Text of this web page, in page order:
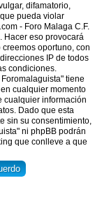
difamatorio,
pueda violar
- Foro Malaga C.F.
Hacer eso provocará
oportuno, con
IP de todos
condiciones.
tiene
cualquier momento
cualquier información
Dado que esta
sin su consentimiento,
ni phpBB podrán
que conlleve a que